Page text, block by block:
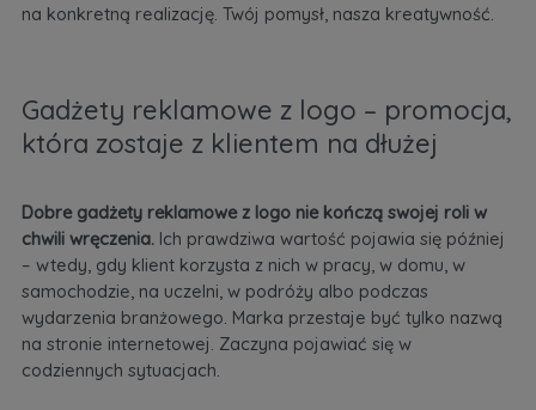
na konkretną realizację. Twój pomysł, nasza kreatywność.
Gadżety reklamowe z logo – promocja,
która zostaje z klientem na dłużej
Dobre gadżety reklamowe z logo nie kończą swojej roli w
chwili wręczenia.Ich prawdziwa wartość pojawia się później
– wtedy, gdy klient korzysta z nich w pracy, w domu, w
samochodzie, na uczelni, w podróży albo podczas
wydarzenia branżowego. Marka przestaje być tylko nazwą
na stronie internetowej. Zaczyna pojawiać się w
codziennych sytuacjach.